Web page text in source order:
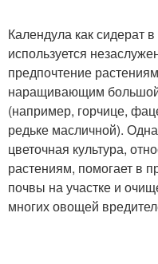
Календула как сидерат
используется
предпочтение
наращивающим
(например, горчице,
редьке масличной).
цветочная культура,
растениям, помогает в
почвы на участке и
многих овощей